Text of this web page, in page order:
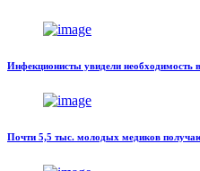
Инфекционисты увидели необходимость
Почти 5,5 тыс. молодых медиков